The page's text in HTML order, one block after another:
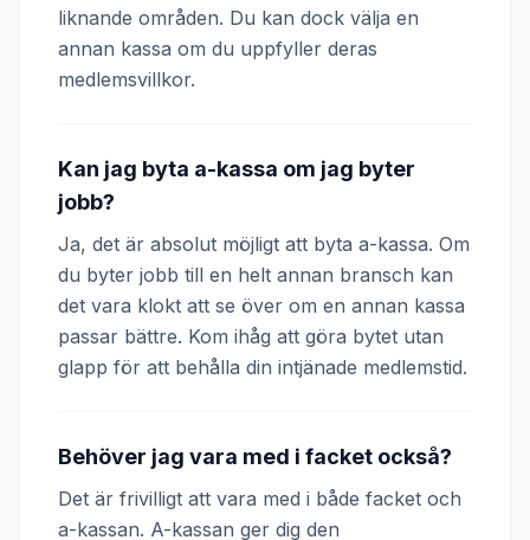
liknande områden. Du kan dock välja en
annan kassa om du uppfyller deras
medlemsvillkor.
Kan jag byta a-kassa om jag byter
jobb?
Ja, det är absolut möjligt att byta a-kassa. Om
du byter jobb till en helt annan bransch kan
det vara klokt att se över om en annan kassa
passar bättre. Kom ihåg att göra bytet utan
glapp för att behålla din intjänade medlemstid.
Behöver jag vara med i facket också?
Det är frivilligt att vara med i både facket och
a-kassan. A-kassan ger dig den